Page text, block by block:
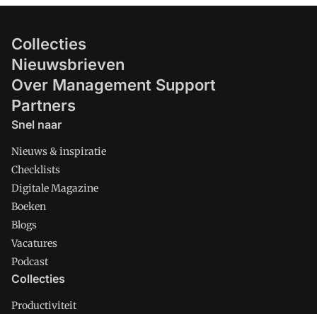
Collecties
Nieuwsbrieven
Over Management Support
Partners
Snel naar
Nieuws & inspiratie
Checklists
Digitale Magazine
Boeken
Blogs
Vacatures
Podcast
Collecties
Productiviteit